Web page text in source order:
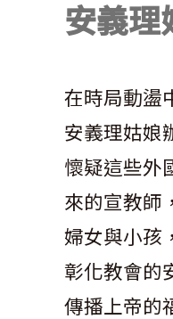
安義理
在時局動盪
安義理姑娘
懷疑這些外
來的宣教師
婦女與小孩
彰化教會的
傳播上帝的